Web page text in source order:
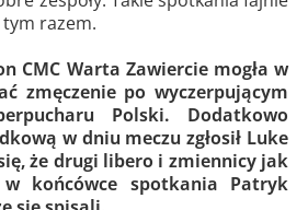
tym razem.
CMC Warta Zawiercie mogła w
zmęczenie po wyczerpującym
Polski. Dodatkowo
w dniu meczu zgłosił Luke
że drugi libero i zmiennicy jak
końcówce spotkania Patryk